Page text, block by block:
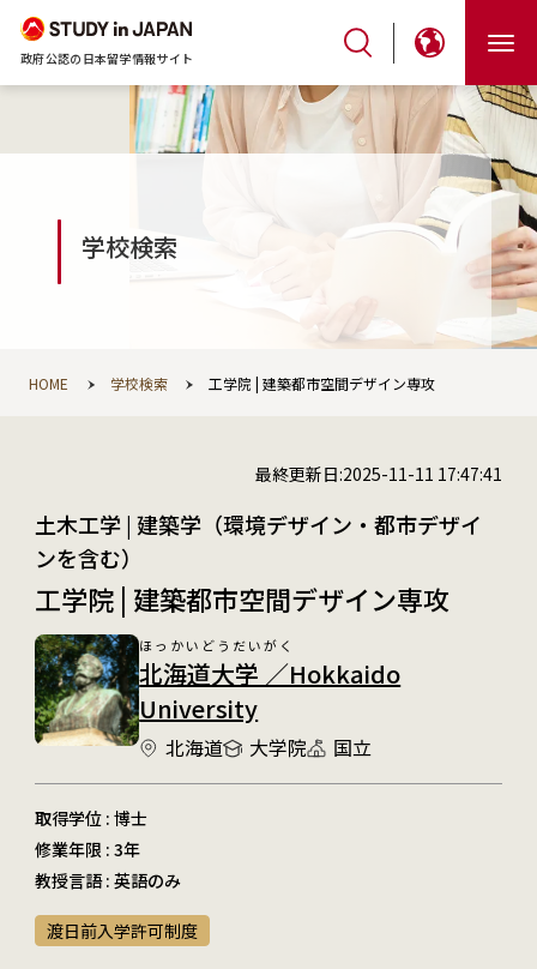
政府公認の日本留学情報サイト
学校検索
HOME 学校検索 工学院 | 建築都市空間デザイン専攻
最終更新日:2025-11-11 17:47:41
土木工学 | 建築学（環境デザイン・都市デザインを含む）
工学院 | 建築都市空間デザイン専攻
ほっかいどうだいがく
北海道大学 ／Hokkaido
University
北海道 大学院 国立
取得学位 : 博士
修業年限 : 3年
教授言語 : 英語のみ
渡日前入学許可制度